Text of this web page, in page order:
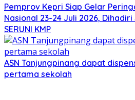
Pemprov Kepri Siap Gelar
Nasional 23-24 Juli 2026,
SERUNI KMP
ASN Tanjungpinang dapat
pertama sekolah